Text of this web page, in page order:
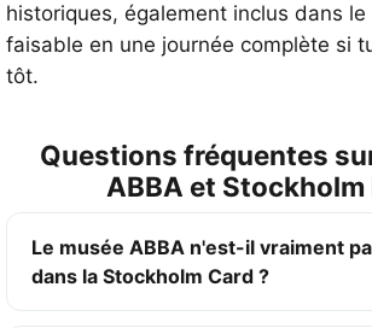
historiques, également inclus dans
faisable en une journée complète si
tôt.
Questions fréquentes
ABBA et Stockholm
Le musée ABBA n'est-il vraiment
dans la Stockholm Card ?